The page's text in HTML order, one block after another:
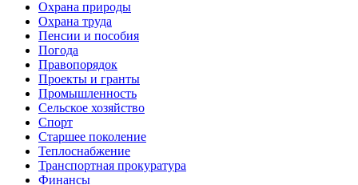
Охрана природы
Охрана труда
Пенсии и пособия
Погода
Правопорядок
Проекты и гранты
Промышленность
Сельское хозяйство
Спорт
Старшее поколение
Теплоснабжение
Транспортная прокуратура
Финансы